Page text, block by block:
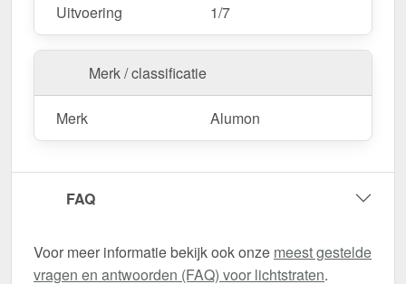
Uitvoering
1/7
Merk / classificatie
Merk Alumon
FAQ
Voor meer informatie bekijk ook onze meest gestelde
vragen en antwoorden (FAQ) voor lichtstraten.